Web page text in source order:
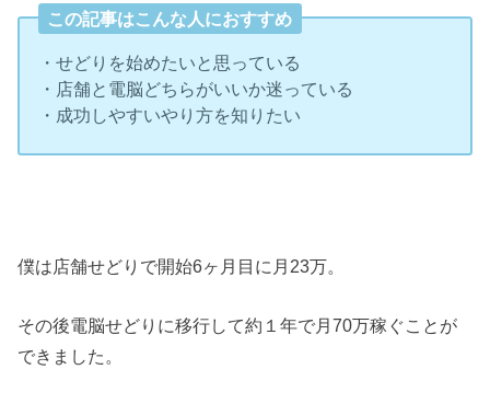
この記事はこんな人におすすめ
・せどりを始めたいと思っている
・店舗と電脳どちらがいいか迷っている
・成功しやすいやり方を知りたい
僕は店舗せどりで開始6ヶ月目に月23万。
その後電脳せどりに移行して約１年で月70万稼ぐことが
できました。